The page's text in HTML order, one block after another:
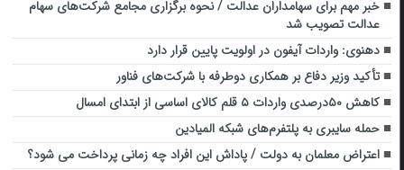
خبر مهم برای سهامداران عدالت / نحوه برگزاری مجامع شرکت‌های سهام
عدالت تصویب شد
دهنوی: واردات آیفون در اولویت پایین قرار دارد
تأکید وزیر دفاع بر همکاری دوطرفه با شرکت‌های فناور
کاهش ۵۰درصدی واردات ۵ قلم کالای اساسی از ابتدای امسال
حمله سایبری به پلتفرم‌های شبکه المیادین
اعتراض معلمان به دولت / پاداش این افراد چه زمانی پرداخت می شود؟